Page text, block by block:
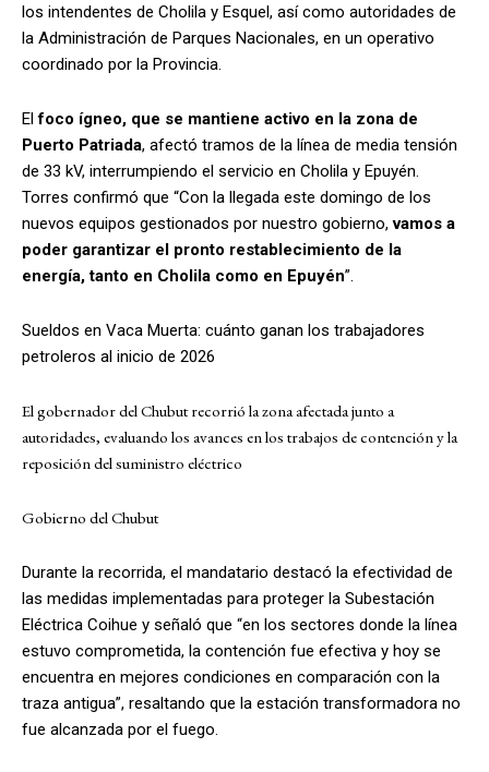
los intendentes de Cholila y Esquel, así como autoridades de
la Administración de Parques Nacionales, en un operativo
coordinado por la Provincia.
Elfoco ígneo, que se mantiene activo en la zona de
Puerto Patriada, afectó tramos de la línea de media tensión
de 33 kV, interrumpiendo el servicio en Cholila y Epuyén.
Torres confirmó que “Con la llegada este domingo de los
nuevos equipos gestionados por nuestro gobierno,vamos a
poder garantizar el pronto restablecimiento de la
energía, tanto en Cholila como en Epuyén”.
Sueldos en Vaca Muerta: cuánto ganan los trabajadores
petroleros al inicio de 2026
El gobernador del Chubut recorrió la zona afectada junto a
autoridades, evaluando los avances en los trabajos de contención y la
reposición del suministro eléctrico
Gobierno del Chubut
Durante la recorrida, el mandatario destacó la efectividad de
las medidas implementadas para proteger la Subestación
Eléctrica Coihue y señaló que “en los sectores donde la línea
estuvo comprometida, la contención fue efectiva y hoy se
encuentra en mejores condiciones en comparación con la
traza antigua”, resaltando que la estación transformadora no
fue alcanzada por el fuego.